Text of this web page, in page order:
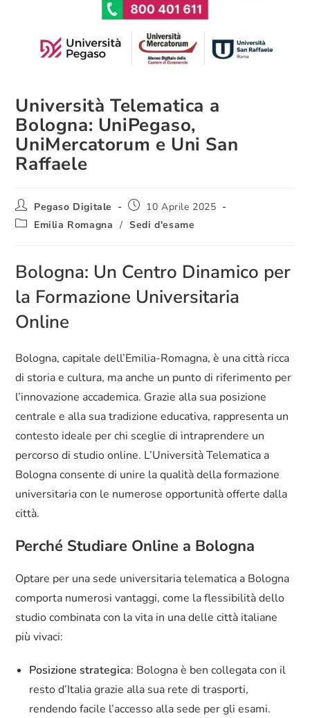
Università Telematica a
Bologna: UniPegaso,
UniMercatorum e Uni San
Raffaele
Pegaso Digitale
10 Aprile 2025
Emilia Romagna / Sedi d'esame
Bologna: Un Centro Dinamico per
la Formazione Universitaria
Online
Bologna, capitale dell’Emilia-Romagna, è una città ricca
di storia e cultura, ma anche un punto di riferimento per
l’innovazione accademica. Grazie alla sua posizione
centrale e alla sua tradizione educativa, rappresenta un
contesto ideale per chi sceglie di intraprendere un
percorso di studio online. L’Università Telematica a
Bologna consente di unire la qualità della formazione
universitaria con le numerose opportunità offerte dalla
città.
Perché Studiare Online a Bologna
Optare per una sede universitaria telematica a Bologna
comporta numerosi vantaggi, come la flessibilità dello
studio combinata con la vita in una delle città italiane
più vivaci:
Posizione strategica: Bologna è ben collegata con il
resto d’Italia grazie alla sua rete di trasporti,
rendendo facile l’accesso alla sede per gli esami.